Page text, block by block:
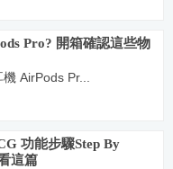
Pro? 開箱確認這些物
AirPods Pr...
功能步驟Step By
這篇